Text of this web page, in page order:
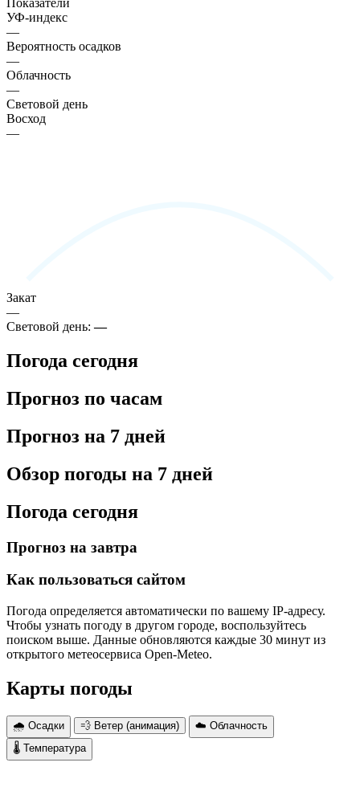
Показатели
УФ-индекс
—
Вероятность осадков
—
Облачность
—
Световой день
Восход
—
Закат
—
Световой день:—
Погода сегодня
Прогноз по часам
Прогноз на 7 дней
Обзор погоды на 7 дней
Погода сегодня
Прогноз на завтра
Как пользоваться сайтом
Погода определяется автоматически по вашему IP-адресу.
Чтобы узнать погоду в другом городе, воспользуйтесь
поиском выше. Данные обновляются каждые 30 минут из
открытого метеосервиса Open-Meteo.
Карты погоды
🌧 Осадки 💨 Ветер (анимация)
☁️ Облачность
🌡 Температура